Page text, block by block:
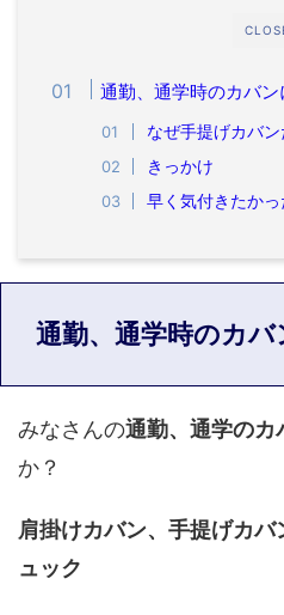
通勤、通学時のカバン
なぜ手提げカバ
きっかけ
早く気付きたかっ
通勤、通学時のカ
みなさんの通勤、通学のカ
か？
肩掛けカバン、手提げカバ
ュック